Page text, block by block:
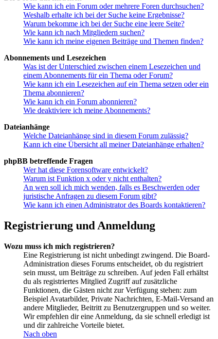
Wie kann ich ein Forum oder mehrere Foren durchsuchen?
Weshalb erhalte ich bei der Suche keine Ergebnisse?
Warum bekomme ich bei der Suche eine leere Seite?
Wie kann ich nach Mitgliedern suchen?
Wie kann ich meine eigenen Beiträge und Themen finden?
Abonnements und Lesezeichen
Was ist der Unterschied zwischen einem Lesezeichen und
einem Abonnements für ein Thema oder Forum?
Wie kann ich ein Lesezeichen auf ein Thema setzen oder ein
Thema abonnieren?
Wie kann ich ein Forum abonnieren?
Wie deaktiviere ich meine Abonnements?
Dateianhänge
Welche Dateianhänge sind in diesem Forum zulässig?
Kann ich eine Übersicht all meiner Dateianhänge erhalten?
phpBB betreffende Fragen
Wer hat diese Forensoftware entwickelt?
Warum ist Funktion x oder y nicht enthalten?
An wen soll ich mich wenden, falls es Beschwerden oder
juristische Anfragen zu diesem Forum gibt?
Wie kann ich einen Administrator des Boards kontaktieren?
Registrierung und Anmeldung
Wozu muss ich mich registrieren?
Eine Registrierung ist nicht unbedingt zwingend. Die Board-
Administration dieses Forums entscheidet, ob du registriert
sein musst, um Beiträge zu schreiben. Auf jeden Fall erhältst
du als registriertes Mitglied Zugriff auf zusätzliche
Funktionen, die Gästen nicht zur Verfügung stehen: zum
Beispiel Avatarbilder, Private Nachrichten, E-Mail-Versand an
andere Mitglieder, Beitritt zu Benutzergruppen und so weiter.
Wir empfehlen dir eine Anmeldung, da sie schnell erledigt ist
und dir zahlreiche Vorteile bietet.
Nach oben